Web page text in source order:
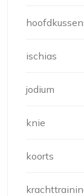
ischias
jodium
knie
koorts